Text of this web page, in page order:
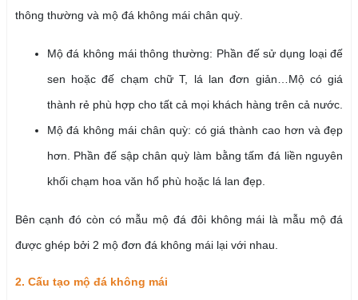
thông thường và mộ đá không mái chân quỳ.
Mộ đá không mái thông thường: Phần đế sử dụng loại đế
sen hoặc đế chạm chữ T, lá lan đơn giản…Mộ có giá
thành rẻ phù hợp cho tất cả mọi khách hàng trên cả nước.
Mộ đá không mái chân quỳ: có giá thành cao hơn và đẹp
hơn. Phần đế sập chân quỳ làm bằng tấm đá liền nguyên
khối chạm hoa văn hổ phù hoặc lá lan đẹp.
Bên cạnh đó còn có mẫu mộ đá đôi không mái là mẫu mộ đá
được ghép bởi 2 mộ đơn đá không mái lại với nhau.
2. Cấu tạo mộ đá không mái